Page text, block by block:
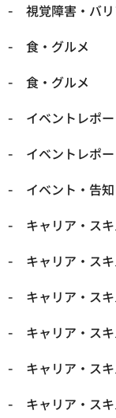
視覚障害・バ
​食・グルメ
​食・グルメ
イベントレポ
イベントレポ
イベント・告知
キャリア・ス
キャリア・ス
キャリア・ス
キャリア・ス
キャリア・ス
キャリア・ス